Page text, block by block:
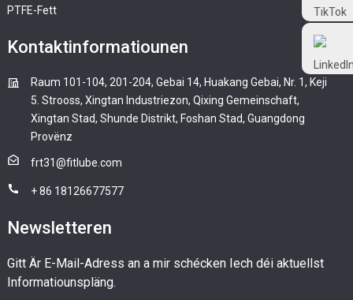
PTFE-Fett
Kontaktinformatiounen
Raum 101-104, 201-204, Gebai 14, Huakang Gebai, Nr. 1, Keji
5. Strooss, Xingtan Industriezon, Qixing Gemeinschaft,
Xingtan Stad, Shunde Distrikt, Foshan Stad, Guangdong
Provënz
frt31@fitlube.com
+ 86 18126677577
Newsletteren
Gitt Är E-Mail-Adress an a mir schécken Iech déi aktuellst
Informatiounspläng.